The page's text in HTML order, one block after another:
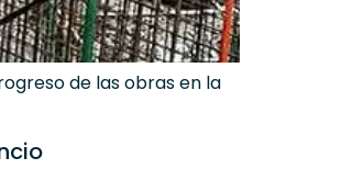
de las obras en la